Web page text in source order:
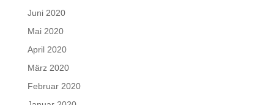
Juni 2020
Mai 2020
April 2020
März 2020
Februar 2020